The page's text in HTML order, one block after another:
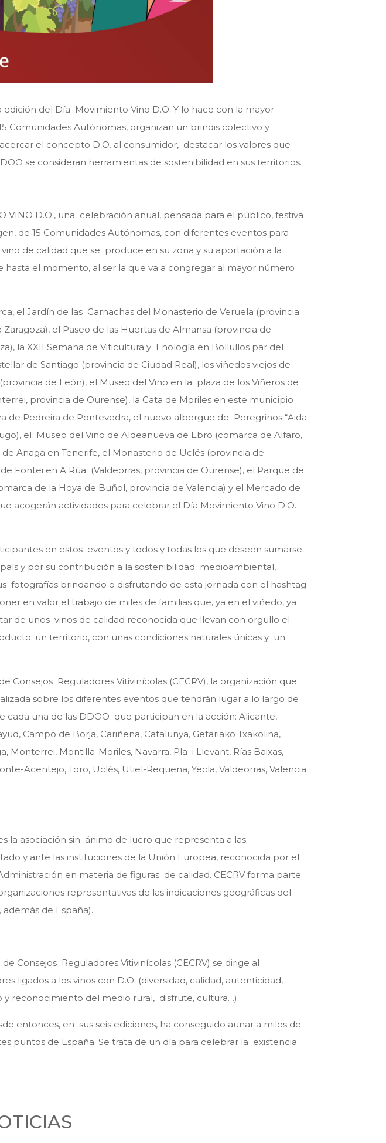
edición del Día Movimiento Vino D.O. Y lo hace con la mayor
Comunidades Autónomas, organizan un brindis colectivo y
el concepto D.O. al consumidor, destacar los valores que
se consideran herramientas de sostenibilidad en sus territorios.
VINO D.O., una celebración anual, pensada para el público, festiva
de 15 Comunidades Autónomas, con diferentes eventos para
de calidad que se produce en su zona y su aportación a la
hasta el momento, al ser la que va a congregar al mayor número
el Jardín de las Garnachas del Monasterio de Veruela (provincia
el Paseo de las Huertas de Almansa (provincia de
la XXII Semana de Viticultura y Enología en Bollullos par del
de Santiago (provincia de Ciudad Real), los viñedos viejos de
de León), el Museo del Vino en la plaza de los Viñeros de
provincia de Ourense), la Cata de Moriles en este municipio
de Pedreira de Pontevedra, el nuevo albergue de Peregrinos “Aida
el Museo del Vino de Aldeanueva de Ebro (comarca de Alfaro,
Anaga en Tenerife, el Monasterio de Uclés (provincia de
Fontei en A Rúa (Valdeorras, provincia de Ourense), el Parque de
de la Hoya de Buñol, provincia de Valencia) y el Mercado de
acogerán actividades para celebrar el Día Movimiento Vino D.O.
en estos eventos y todos y todas los que deseen sumarse
y por su contribución a la sostenibilidad medioambiental,
fotografías brindando o disfrutando de esta jornada con el hashtag
en valor el trabajo de miles de familias que, ya en el viñedo, ya
de unos vinos de calidad reconocida que llevan con orgullo el
un territorio, con unas condiciones naturales únicas y un
Consejos Reguladores Vitivinícolas (CECRV), la organización que
sobre los diferentes eventos que tendrán lugar a lo largo de
cada una de las DDOO que participan en la acción: Alicante,
Campo de Borja, Cariñena, Catalunya, Getariako Txakolina,
Monterrei, Montilla-Moriles, Navarra, Pla i Llevant, Rías Baixas,
Acentejo, Toro, Uclés, Utiel-Requena, Yecla, Valdeorras, Valencia
la asociación sin ánimo de lucro que representa a las
y ante las instituciones de la Unión Europea, reconocida por el
en materia de figuras de calidad. CECRV forma parte
representativas de las indicaciones geográficas del
de España).
Consejos Reguladores Vitivinícolas (CECRV) se dirige al
ligados a los vinos con D.O. (diversidad, calidad, autenticidad,
reconocimiento del medio rural, disfrute, cultura…).
entonces, en sus seis ediciones, ha conseguido aunar a miles de
puntos de España. Se trata de un día para celebrar la existencia